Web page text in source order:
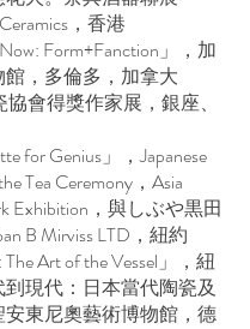
，香港
Form+Fanction」，加
，多倫多，加拿大
協會得獎作家展，銀座、
for Genius」，Japanese
Tea Ceremony，Asia
Exhibition，與しぶや黒田
B Mirviss LTD，紐約
The Art of the Vessel」，紐
現代：日本當代陶瓷及
東尼奧藝術博物館，德